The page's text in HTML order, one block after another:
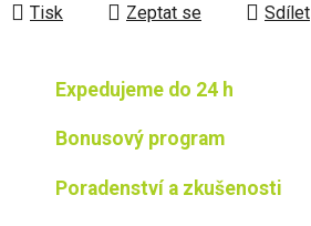
Tisk Zeptat se Sdílet
Expedujeme do 24 h
Bonusový program
Poradenství a zkušenosti